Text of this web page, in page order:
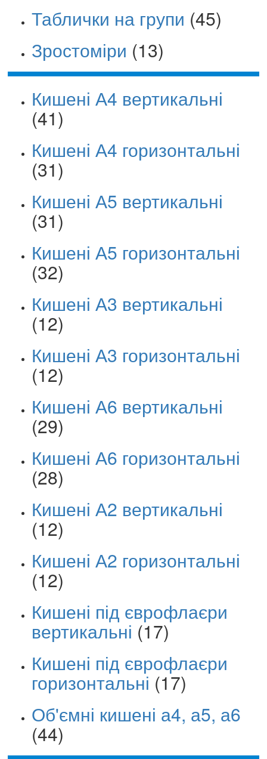
Таблички на групи (45)
Зростоміри (13)
Кишені А4 вертикальні
(41)
Кишені А4 горизонтальні
(31)
Кишені А5 вертикальні
(31)
Кишені А5 горизонтальні
(32)
Кишені А3 вертикальні
(12)
Кишені А3 горизонтальні
(12)
Кишені А6 вертикальні
(29)
Кишені А6 горизонтальні
(28)
Кишені А2 вертикальні
(12)
Кишені А2 горизонтальні
(12)
Кишені під єврофлаєри
вертикальні (17)
Кишені під єврофлаєри
горизонтальні (17)
Об'ємні кишені а4, а5, а6
(44)